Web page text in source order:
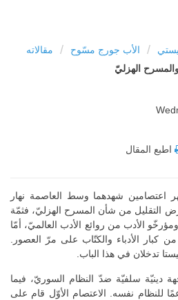
/ الأب جورج مسّوح / مقالاته
الهزليّ
اطبع المقال
اعتصامين شهدهما وسط العاصمة نهار
التقليل من شأن المسرح الهزليّ، فثمّة
الأدب من روائع الأدب العالميّ، أمّا
كبار الأدباء والكتّاب على مرّ العصور.
تدخلان في هذا الباب.
دينيّة سلفيّة ضدّ النظام السوريّ، فيما
للنظام نفسه. الاعتصام الأوّل قام على